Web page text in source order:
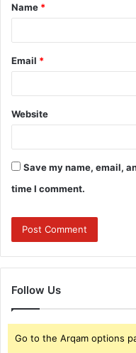
*
Name *
Email *
Website
Save my name, email,
time I comment.
Follow Us
Go to the Arqam options